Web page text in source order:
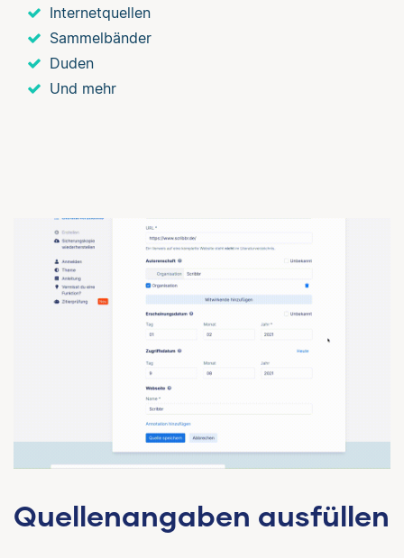
Internetquellen
Sammelbänder
Duden
Und mehr
Quellenangaben ausfüllen